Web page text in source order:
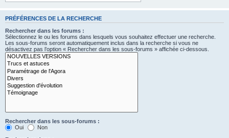
PRÉFÉRENCES DE LA RECHERCHE
Rechercher dans les forums :
Sélectionnez le ou les forums dans lesquels vous souhaitez effectuer une recherche.
Les sous-forums seront automatiquement inclus dans la recherche si vous ne
désactivez pas l’option « Rechercher dans les sous-forums » affichée ci-dessous.
Rechercher dans les sous-forums :
Oui
Non